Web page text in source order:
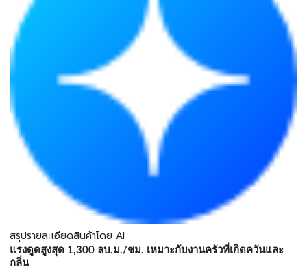
สรุปรายละเอียดสินค้าโดย AI
แรงดูดสูงสุด 1,300 ลบ.ม./ชม. เหมาะกับงานครัวที่เกิดควันและ
กลิ่น